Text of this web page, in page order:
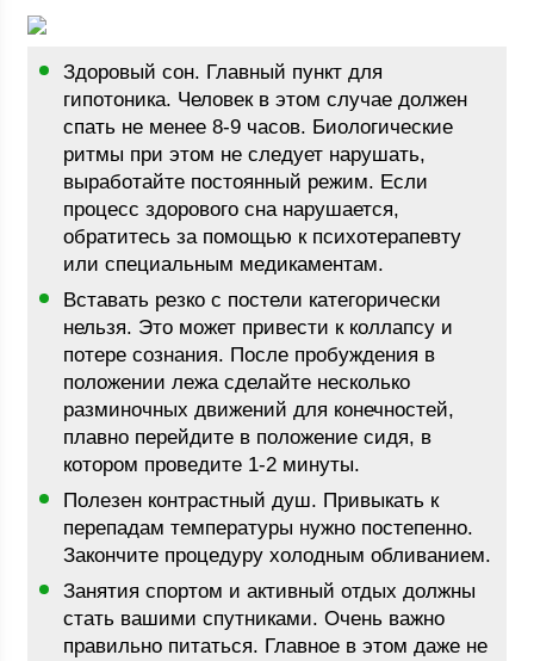
Здоровый сон. Главный пункт для
гипотоника. Человек в этом случае должен
спать не менее 8-9 часов. Биологические
ритмы при этом не следует нарушать,
выработайте постоянный режим. Если
процесс здорового сна нарушается,
обратитесь за помощью к психотерапевту
или специальным медикаментам.
Вставать резко с постели категорически
нельзя. Это может привести к коллапсу и
потере сознания. После пробуждения в
положении лежа сделайте несколько
разминочных движений для конечностей,
плавно перейдите в положение сидя, в
котором проведите 1-2 минуты.
Полезен контрастный душ. Привыкать к
перепадам температуры нужно постепенно.
Закончите процедуру холодным обливанием.
Занятия спортом и активный отдых должны
стать вашими спутниками. Очень важно
правильно питаться. Главное в этом даже не